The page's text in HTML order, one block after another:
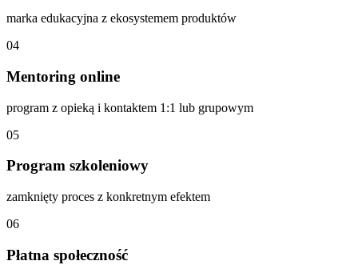
marka edukacyjna z ekosystemem produktów
04
Mentoring online
program z opieką i kontaktem 1:1 lub grupowym
05
Program szkoleniowy
zamknięty proces z konkretnym efektem
06
Płatna społeczność